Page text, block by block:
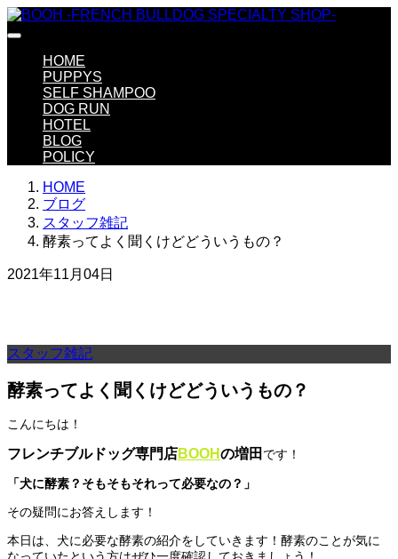
HOME
PUPPYS
SELF SHAMPOO
DOG RUN
HOTEL
BLOG
POLICY
HOME
ブログ
スタッフ雑記
酵素ってよく聞くけどどういうもの？
2021年11月04日
スタッフ雑記
酵素ってよく聞くけどどういうもの？
こんにちは！
フレンチブルドッグ専門店BOOHの増田 です！
「犬に酵素？そもそもそれって必要なの？」
その疑問にお答えします！
本日は、犬に必要な酵素の紹介をしていきます！酵素のことが気に